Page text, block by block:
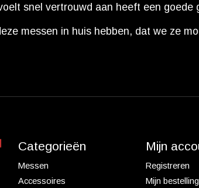
snel vertrouwd aan heeft een goede
messen in huis hebben, dat we ze
Categorieën
Messen
Accessoires
Mijn
Registreren
Mijn